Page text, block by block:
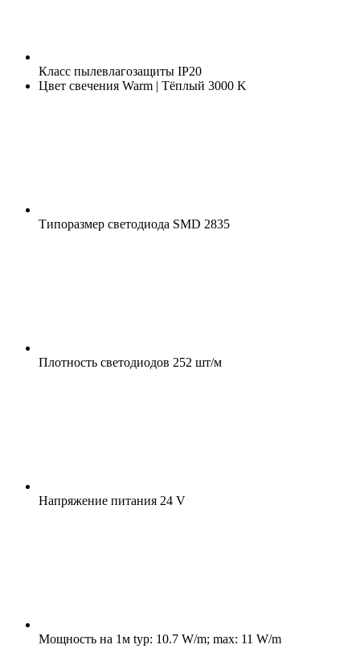
Класс пылевлагозащиты IP20
Цвет свечения Warm | Тёплый 3000 K
Типоразмер светодиода SMD 2835
Плотность светодиодов 252 шт/м
Напряжение питания 24 V
Мощность на 1м typ: 10.7 W/m; max: 11 W/m